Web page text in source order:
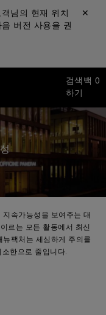
님의 현재 위치
버전 사용을 권
닫기 ✕
검색
하기
백 0
속가능성을 보여주는 대
르는 모든 활동에서 최신
팩처는 세심하게 주의를
한으로 줄입니다.